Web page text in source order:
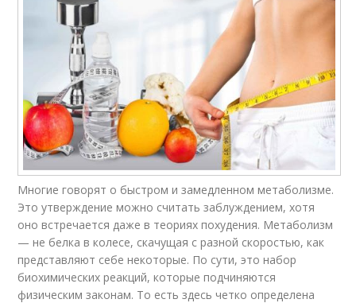
Многие говорят о быстром и замедленном метаболизме.
Это утверждение можно считать заблуждением, хотя
оно встречается даже в теориях похудения. Метаболизм
— не белка в колесе, скачущая с разной скоростью, как
представляют себе некоторые. По сути, это набор
биохимических реакций, которые подчиняются
физическим законам. То есть здесь четко определена